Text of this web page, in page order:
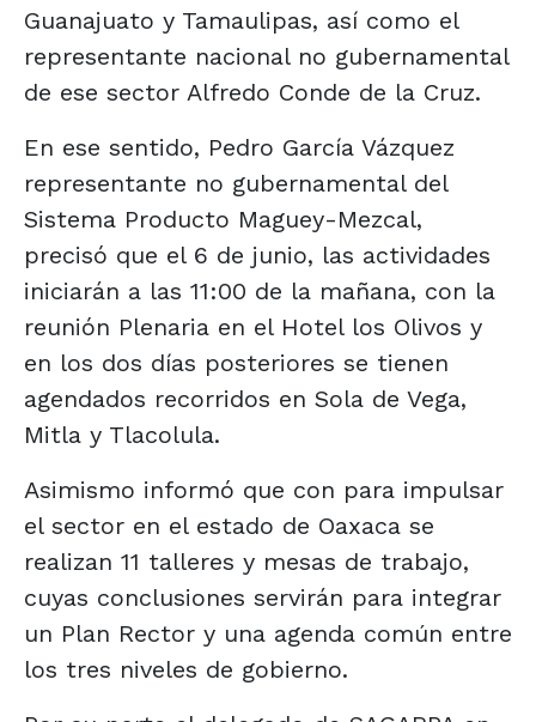
Guanajuato y Tamaulipas, así como el
representante nacional no gubernamental
de ese sector Alfredo Conde de la Cruz.
En ese sentido, Pedro García Vázquez
representante no gubernamental del
Sistema Producto Maguey-Mezcal,
precisó que el 6 de junio, las actividades
iniciarán a las 11:00 de la mañana, con la
reunión Plenaria en el Hotel los Olivos y
en los dos días posteriores se tienen
agendados recorridos en Sola de Vega,
Mitla y Tlacolula.
Asimismo informó que con para impulsar
el sector en el estado de Oaxaca se
realizan 11 talleres y mesas de trabajo,
cuyas conclusiones servirán para integrar
un Plan Rector y una agenda común entre
los tres niveles de gobierno.